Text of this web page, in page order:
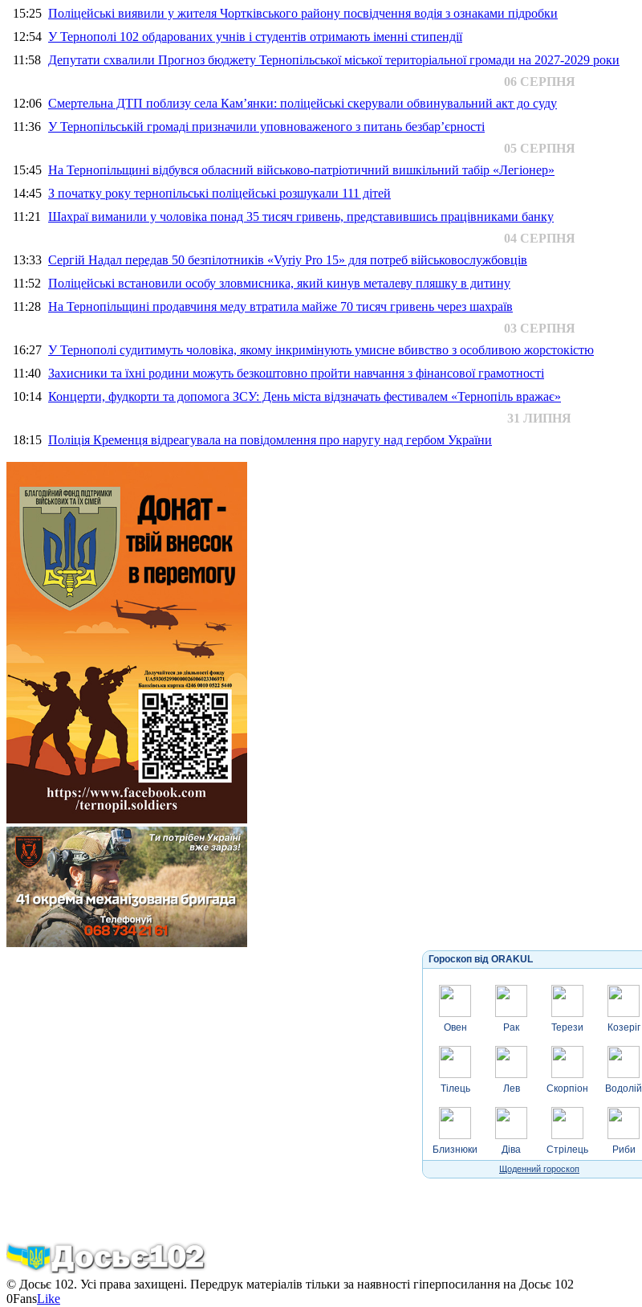
15:25 Поліцейські виявили у жителя Чортківського району посвідчення водія з ознаками підробки
12:54 У Тернополі 102 обдарованих учнів і студентів отримають іменні стипендії
11:58 Депутати схвалили Прогноз бюджету Тернопільської міської територіальної громади на 2027-2029 роки
06 СЕРПНЯ
12:06 Смертельна ДТП поблизу села Кам’янки: поліцейські скерували обвинувальний акт до суду
11:36 У Тернопільській громаді призначили уповноваженого з питань безбар’єрності
05 СЕРПНЯ
15:45 На Тернопільщині відбувся обласний військово-патріотичний вишкільний табір «Легіонер»
14:45 З початку року тернопільські поліцейські розшукали 111 дітей
11:21 Шахраї виманили у чоловіка понад 35 тисяч гривень, представившись працівниками банку
04 СЕРПНЯ
13:33 Сергій Надал передав 50 безпілотників «Vyriy Pro 15» для потреб військовослужбовців
11:52 Поліцейські встановили особу зловмисника, який кинув металеву пляшку в дитину
11:28 На Тернопільщині продавчиня меду втратила майже 70 тисяч гривень через шахраїв
03 СЕРПНЯ
16:27 У Тернополі судитимуть чоловіка, якому інкримінують умисне вбивство з особливою жорстокістю
11:40 Захисники та їхні родини можуть безкоштовно пройти навчання з фінансової грамотності
10:14 Концерти, фудкорти та допомога ЗСУ: День міста відзначать фестивалем «Тернопіль вражає»
31 ЛИПНЯ
18:15 Поліція Кременця відреагувала на повідомлення про наругу над гербом України
Гороскоп від ORAKUL
Овен
Тілець
Близнюки
Рак
Лев
Діва
Терези
Скорпіон
Стрілець
Козеріг
Водолій
Риби
Щоденний гороскоп
© Досьє 102. Усі права захищені. Передрук матеріалів тільки за наявності гіперпосилання на Досьє 102
0FansLike